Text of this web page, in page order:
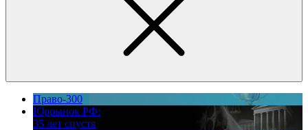
Право-300
Юррынок РФ:
35 лет спустя